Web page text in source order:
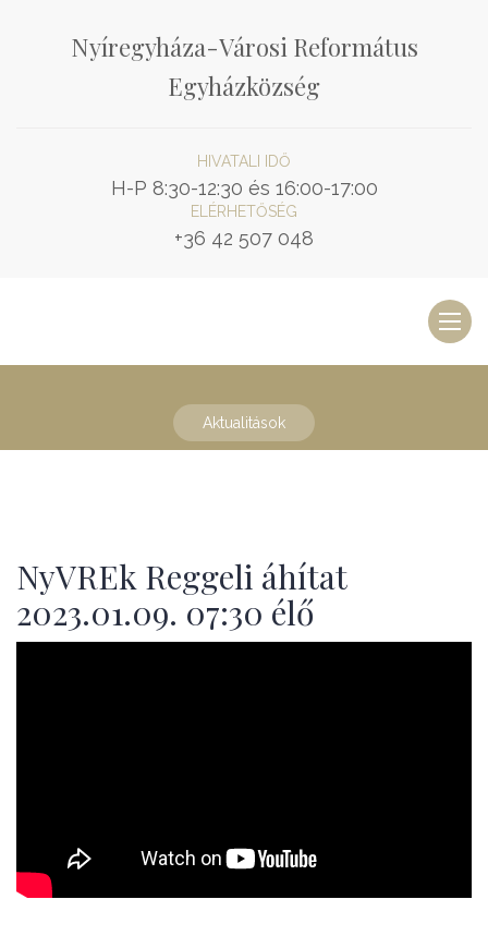
Nyíregyháza-Városi Református
Egyházközség
HIVATALI IDŐ
H-P 8:30-12:30 és 16:00-17:00
ELÉRHETŐSÉG
+36 42 507 048
Aktualitások
NyVREk Reggeli áhítat
2023.01.09. 07:30 élő